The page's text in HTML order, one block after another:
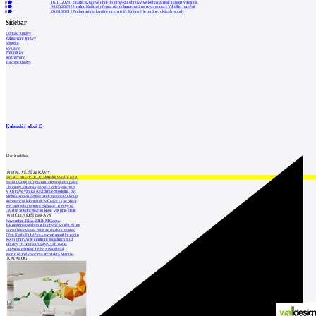
0
16.11.2023| Hradec Králové chce do projektu obnovy Velkého náměstí zapojit veřejnost
0
04.05.2023 |Hradec Králové přepracuje dokumentaci na rekonstrukci Velkého náměstí
0
26.01.2021 |Podzemní parkoviště v centru H. Králové je možné, ukázaly sondy
Sidebar
Domácí zprávy
Zahraniční zprávy
Soutěže
Výstavy
Přednášky
Rozhovory
Tiskové zprávy
Kalendář akcí 15
Vložit událost
NEJNOVĚJŠÍ ZPRÁVY
INTRO 30 – VODA: aktuální vydání je již
Babiš uvažuje o převodu Hrzánského palác
Oblíbený karvinský areál Lodičky se přip
V Ostravě vzniká Rezidence Stodolní, byt
Mělník znovu vypíše tendr na opravu koup
Renesanční letohrádek v České Lípě převz
Pro přístavbu radnice Slezské Ostravy už
Galerie Středočeského kraje v Kutné Hoře
NEJČTENĚJŠÍ ZPRÁVY
November Talks 2018: M.Corea
Jak nejlépe navrhnout kuchyň? Soutěž Blum
Hořící budova ve Zlíně se na dvou místec
Dům Karla Hubáčka – experimentální rodin
Kolín připravuje centrum sociálních služ
Tři dny, tři noci a tři vily v záři světel
Otevření náměstí Jiřího z Poděbrad
World of Volvo očima architekta Martina
KATALOG